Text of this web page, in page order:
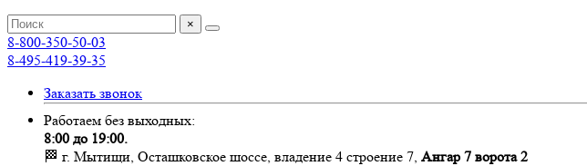
×
8-800-350-50-03
8-495-419-39-35
Заказать звонок
Работаем без выходных:
8:00 до 19:00.
🏁 г. Мытищи, Осташковское шоссе, владение 4 строение 7, Ангар 7 ворота 2